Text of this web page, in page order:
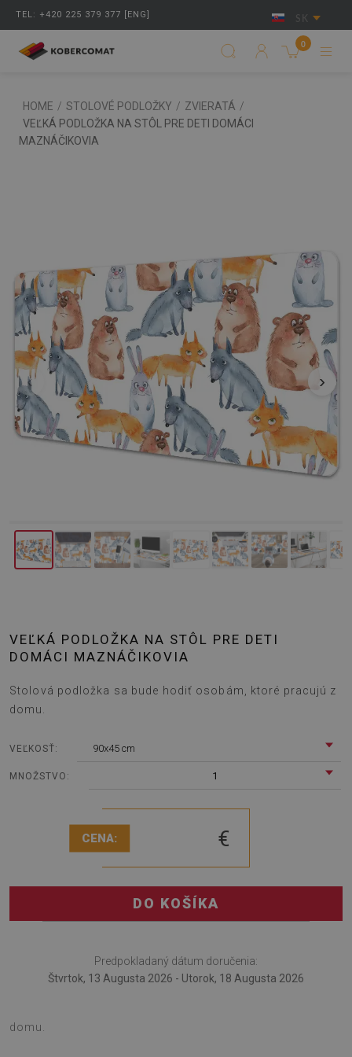
TEL: +420 225 379 377 [ENG] SK
0
HOME / STOLOVÉ PODLOŽKY / ZVIERATÁ /
VEĽKÁ PODLOŽKA NA STÔL PRE DETI DOMÁCI
MAZNÁČIKOVIA
‹ ›
VEĽKÁ PODLOŽKA NA STÔL PRE DETI
DOMÁCI MAZNÁČIKOVIA
Stolová podložka sa bude hodiť osobám, ktoré pracujú z
domu.
VEĽKOSŤ: 90x45 cm
MNOŽSTVO: 1
CENA: €
DO KOŠÍKA
Predpokladaný dátum doručenia:
Štvrtok, 13 Augusta 2026 - Utorok, 18 Augusta 2026
domu.